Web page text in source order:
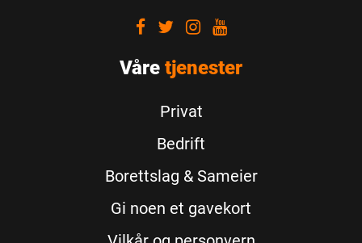
Visit
Facebook
Visit
Twitter
Visit
Instagram
Visit
Youtube
Våre tjenester
Privat
Bedrift
Borettslag & Sameier
Gi noen et gavekort